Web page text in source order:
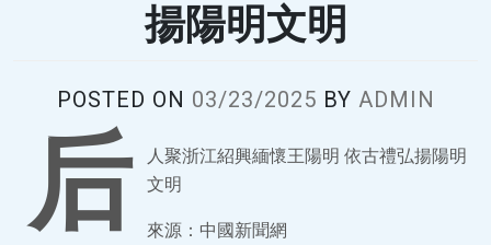
揚陽明文明
POSTED ON 03/23/2025 BY ADMIN
后
人聚浙江紹興緬懷王陽明 依古禮弘揚陽明
文明
來源：中國新聞網